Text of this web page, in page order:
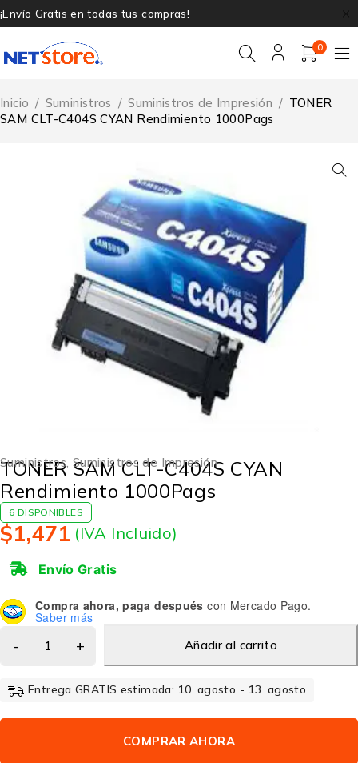
¡Envío Gratis en todas tus compras!
0
Inicio / Suministros / Suministros de Impresión / TONER
SAM CLT-C404S CYAN Rendimiento 1000Pags
Suministros, Suministros de Impresión
TONER SAM CLT-C404S CYAN
Rendimiento 1000Pags
6 DISPONIBLES
$1,471 (IVA Incluido)
Envío Gratis
Compra ahora, paga después con Mercado Pago.
Saber más
Añadir al carrito
Entrega GRATIS estimada: 10. agosto - 13. agosto
COMPRAR AHORA